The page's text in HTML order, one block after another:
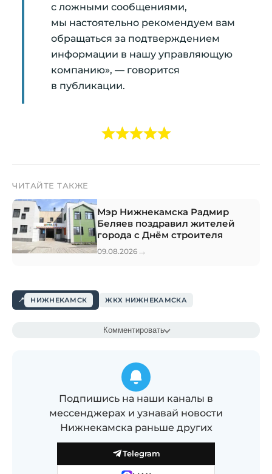
с ложными сообщениями,
мы настоятельно рекомендуем вам
обращаться за подтверждением
информации в нашу управляющую
компанию», — говорится
в публикации.
ЧИТАЙТЕ ТАКЖЕ
Мэр Нижнекамска Радмир
Беляев поздравил жителей
города с Днём строителя
09.08.2026 →
НИЖНЕКАМСК ЖКХ НИЖНЕКАМСКА
Комментировать
Подпишись на наши каналы в
мессенджерах и узнавай новости
Нижнекамска раньше других
Telegram